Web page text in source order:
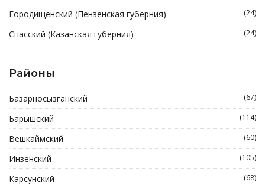
Городищенский (Пензенская губерния) (24)
Спасский (Казанская губерния) (24)
Районы
Базарносызганский (67)
Барышский (114)
Вешкаймский (60)
Инзенский (105)
Карсунский (68)